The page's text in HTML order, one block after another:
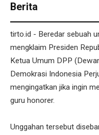
Berita
tirto.id - Beredar sebuah
mengklaim Presiden
Ketua Umum DPP
Demokrasi Indonesia
mengingatkan jika ingin
guru honorer.
Unggahan tersebut